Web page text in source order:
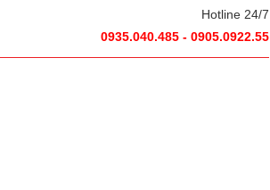
Hotline 24/7
0935.040.485 - 0905.0922.55